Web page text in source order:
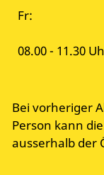
Fr:
08.00 - 11.30
Bei vorheriger
Person kann
ausserhalb der